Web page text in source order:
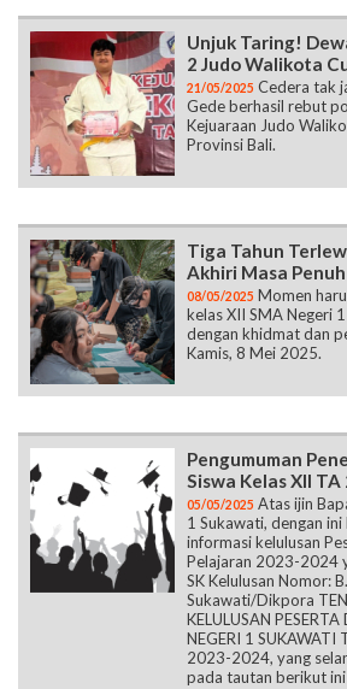
Unjuk Taring!
2 Judo Walikota
21/05/2025 Cedera tak
Gede berhasil rebut
Kejuaraan Judo
Provinsi Bali.
Tiga Tahun
Akhiri Masa
08/05/2025 Momen
kelas XII SMA Negeri
dengan khidmat dan
Kamis, 8 Mei 2025.
Pengumuman
Siswa Kelas XII
05/05/2025 Atas ijin
1 Sukawati, dengan
informasi kelulusan
Pelajaran 2023-2024
SK Kelulusan Nomor:
Sukawati/Dikpora
KELULUSAN
NEGERI 1 SUKAWATI
2023-2024, yang
pada tautan berikut ini